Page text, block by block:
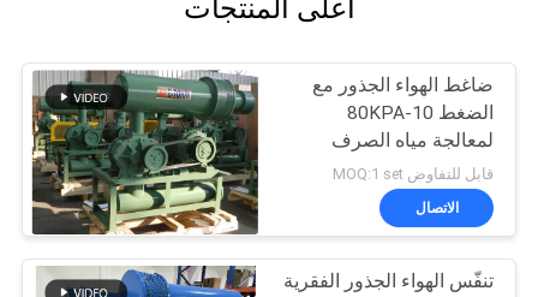
أعلى المنتجات
ضاغط الهواء الجذور مع
الضغط 10-80KPA
لمعالجة مياه الصرف
الصحي
قابل للتفاوض MOQ:1 set
الاتصال
تنفّس الهواء الجذور الفقرية